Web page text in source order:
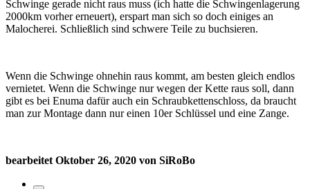
Schwinge gerade nicht raus muss (ich hatte die Schwingenlagerung
2000km vorher erneuert), erspart man sich so doch einiges an
Malocherei. Schließlich sind schwere Teile zu buchsieren.
Wenn die Schwinge ohnehin raus kommt, am besten gleich endlos
vernietet. Wenn die Schwinge nur wegen der Kette raus soll, dann
gibt es bei Enuma dafür auch ein Schraubkettenschloss, da braucht
man zur Montage dann nur einen 10er Schlüssel und eine Zange.
bearbeitet Oktober 26, 2020 von SiRoBo